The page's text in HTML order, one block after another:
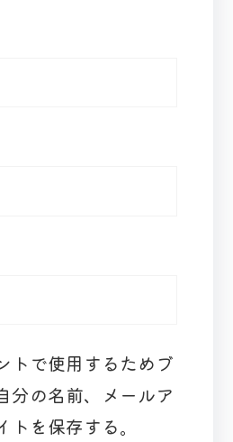
トで使用するためブ
分の名前、メールア
トを保存する。